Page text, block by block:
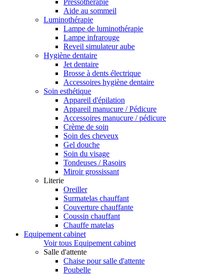
Pressothérapie
Aide au sommeil
Luminothérapie
Lampe de luminothérapie
Lampe infrarouge
Reveil simulateur aube
Hygiène dentaire
Jet dentaire
Brosse à dents électrique
Accessoires hygiène dentaire
Soin esthétique
Appareil d'épilation
Appareil manucure / Pédicure
Accessoires manucure / pédicure
Crème de soin
Soin des cheveux
Gel douche
Soin du visage
Tondeuses / Rasoirs
Miroir grossissant
Literie
Oreiller
Surmatelas chauffant
Couverture chauffante
Coussin chauffant
Chauffe matelas
Equipement cabinet
Voir tous Equipement cabinet
Salle d'attente
Chaise pour salle d'attente
Poubelle